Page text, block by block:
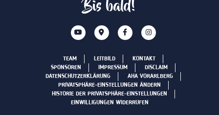
Bis bald!
TEAM LEITBILD
KONTAKT
SPONSOREN
IMPRESSUM
DISCLAIM
DATENSCHUTZERKLÄRUNG
AHA VORARLBERG
PRIVATSPHÄRE-EINSTELLUNGEN ÄNDERN
HISTORIE DER PRIVATSPHÄRE-EINSTELLUNGEN
EINWILLIGUNGEN WIDERRUFEN